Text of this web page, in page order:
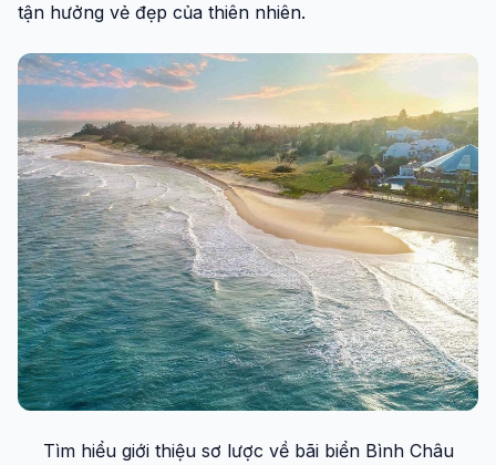
tận hưởng vẻ đẹp của thiên nhiên.
Tìm hiểu giới thiệu sơ lược về bãi biển Bình Châu